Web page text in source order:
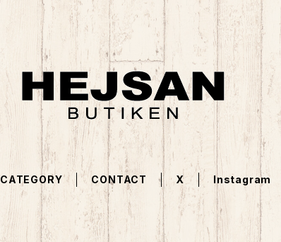
CATEGORY CONTACT X Instagram